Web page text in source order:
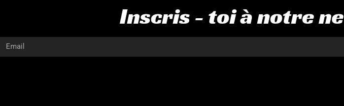
Inscris - toi à notre